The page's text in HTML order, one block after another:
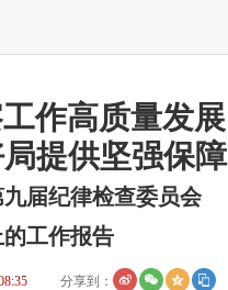
作高质量发展
提供坚强保障
届纪律检查委员会
工作报告
分享到：